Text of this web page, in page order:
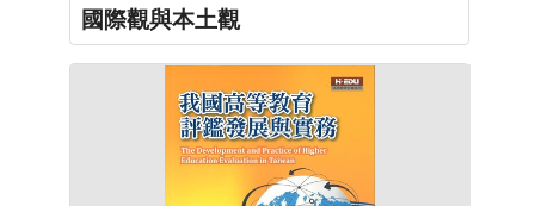
國際觀與本土觀